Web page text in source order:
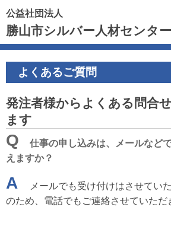
公益社団法人
勝山市シルバー人材センター
よくあるご質問
発注者様からよくある問合
ます
Q
仕事の申し込みは、メールなど
えますか？
A
メールでも受け付けはさせてい
のため、電話でもご連絡させていただ